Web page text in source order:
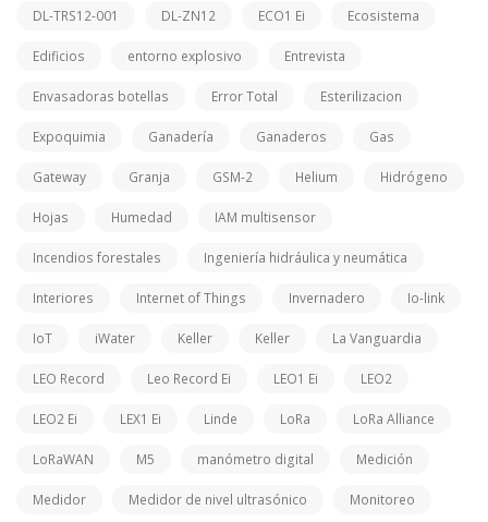
DL-TRS12-001 DL-ZN12 ECO1 Ei Ecosistema
Edificios entorno explosivo Entrevista
Envasadoras botellas Error Total Esterilizacion
Expoquimia Ganadería Ganaderos Gas
Gateway Granja GSM-2 Helium Hidrógeno
Hojas Humedad IAM multisensor
Incendios forestales Ingeniería hidráulica y neumática
Interiores Internet of Things Invernadero Io-link
IoT iWater Keller Keller La Vanguardia
LEO Record Leo Record Ei LEO1 Ei LEO2
LEO2 Ei LEX1 Ei Linde LoRa LoRa Alliance
LoRaWAN M5 manómetro digital Medición
Medidor Medidor de nivel ultrasónico Monitoreo